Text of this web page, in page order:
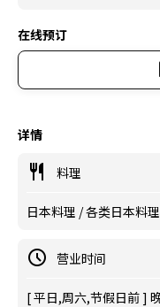
在线预订
详情
料理
日本料理 / 各类日本料
营业时间
[ 平日,周六,节假日前 ]